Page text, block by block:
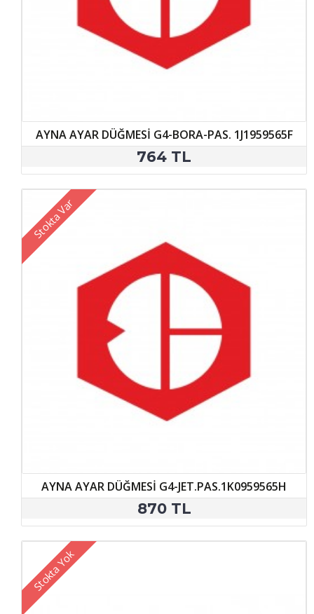
AYNA AYAR DÜĞMESİ G4-BORA-PAS. 1J1959565F
764 TL
Stokta Var
AYNA AYAR DÜĞMESİ G4-JET.PAS.1K0959565H
870 TL
Stokta Yok